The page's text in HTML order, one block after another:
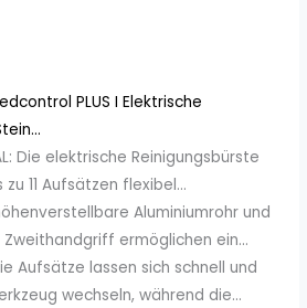
PLUS I Elektrische
Die elektrische Reinigungsbürste
11 Aufsätzen flexibel...
Aluminiumrohr und
ermöglichen ein...
Die Aufsätze lassen sich schnell und
wechseln, während die...